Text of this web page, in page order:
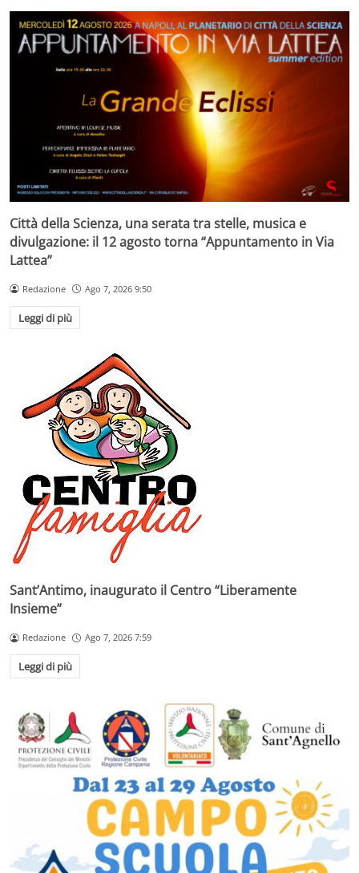
Città della Scienza, una serata tra stelle, musica e
divulgazione: il 12 agosto torna “Appuntamento in Via
Lattea”
Redazione Ago 7, 2026 9:50
Leggi di più
Sant’Antimo, inaugurato il Centro “Liberamente
Insieme”
Redazione Ago 7, 2026 7:59
Leggi di più